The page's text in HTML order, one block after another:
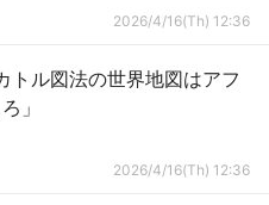
2026/4/16(Th) 12:36
トル図法の世界地図はアフ
」
2026/4/16(Th) 12:36